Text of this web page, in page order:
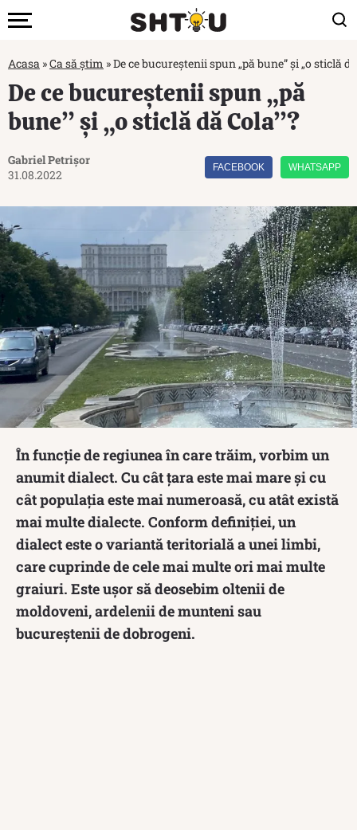
Acasa »Ca să știm »De ce bucureștenii spun „pă bune” și „o sticlă
De ce bucureștenii spun „pă
bune” și „o sticlă dă Cola”?
Gabriel Petrișor
31.08.2022
FACEBOOK WHATSAPP
În funcție de regiunea în care trăim, vorbim un
anumit dialect. Cu cât țara este mai mare și cu
cât populația este mai numeroasă, cu atât există
mai multe dialecte. Conform definiției, un
dialect este o variantă teritorială a unei limbi,
care cuprinde de cele mai multe ori mai multe
graiuri. Este ușor să deosebim oltenii de
moldoveni, ardelenii de munteni sau
bucureștenii de dobrogeni.